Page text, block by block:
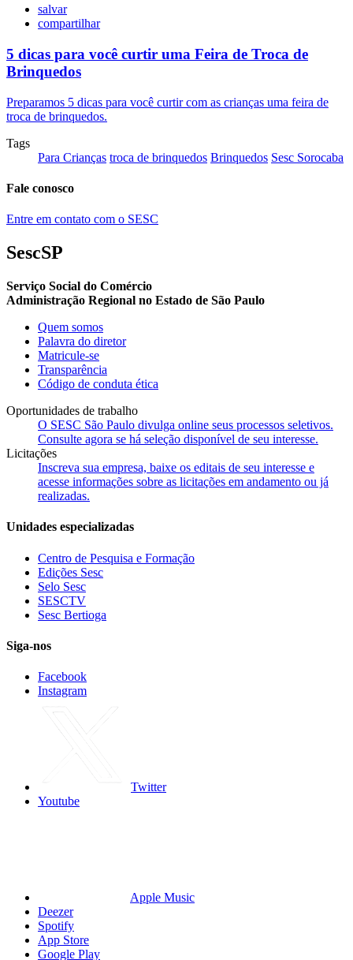
salvar
compartilhar
5 dicas para você curtir uma Feira de Troca de
Brinquedos
Preparamos 5 dicas para você curtir com as crianças uma feira de
troca de brinquedos.
Tags
Para Crianças troca de brinquedos Brinquedos Sesc Sorocaba
Fale conosco
Entre em contato com o SESC
SescSP
Serviço Social do Comércio
Administração Regional no Estado de São Paulo
Quem somos
Palavra do diretor
Matricule-se
Transparência
Código de conduta ética
Oportunidades de trabalho
O SESC São Paulo divulga online seus processos seletivos.
Consulte agora se há seleção disponível de seu interesse.
Licitações
Inscreva sua empresa, baixe os editais de seu interesse e
acesse informações sobre as licitações em andamento ou já
realizadas.
Unidades especializadas
Centro de Pesquisa e Formação
Edições Sesc
Selo Sesc
SESCTV
Sesc Bertioga
Siga-nos
Facebook
Instagram
Twitter
Youtube
Apple Music
Deezer
Spotify
App Store
Google Play